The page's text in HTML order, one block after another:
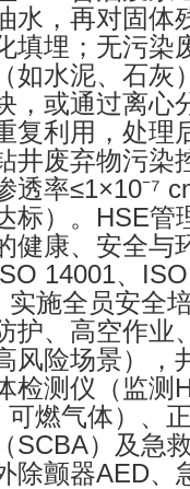
水，再对固体
填埋；无污染
如水泥、石灰
，或通过离心
复利用，处理
井废弃物污染
透率≤1×10⁻⁷
标）。HSE管
健康、安全与
14001、ISO
实施全员安全
护、高空作业
风险场景），
检测仪（监测
可燃气体）、
SCBA）及急
除颤器AED、